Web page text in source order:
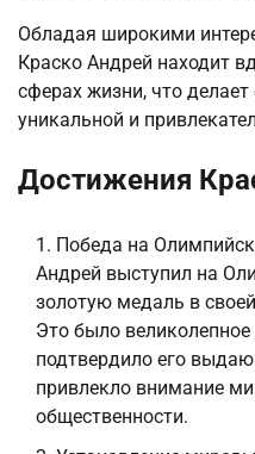
Обладая широкими
Краско Андрей находит
сферах жизни, что
уникальной и
Достижения
Победа на
Андрей выступил на
золотую медаль в
Это было
подтвердило его
привлекло внимание
общественности.